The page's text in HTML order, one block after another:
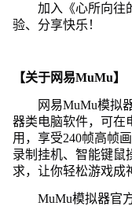
加入《心所向往
验、分享快乐！
【关于网易MuMu】
网易MuMu模拟
器类电脑软件，可在
用，享受240帧高帧
录制挂机、智能键鼠
求，让你轻松游戏成
MuMu模拟器官